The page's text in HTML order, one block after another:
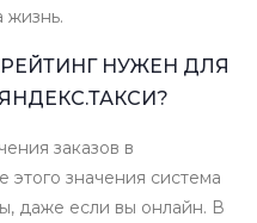
НУЖЕН ДЛЯ
заказов в
этого значения система
даже если вы онлайн. В